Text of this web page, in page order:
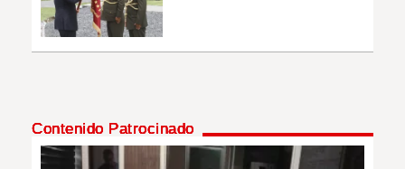
Contenido Patrocinado